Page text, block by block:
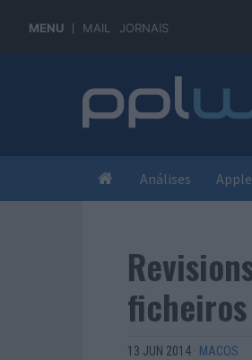
MENU MAIL JORNAIS
Análises Apple
13 JUN 2014 · MACOS